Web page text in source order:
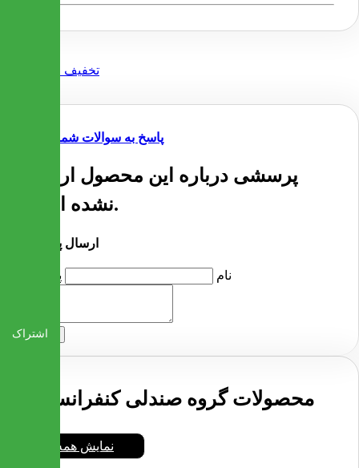
پاسخ به سوالات شما
پرسشی درباره این محصول ارسال
نشده است.
ارسال پرسش
نام پرسش
ارسال
محصولات گروه صندلی کنفرانس
نمایش همه
اشتراک